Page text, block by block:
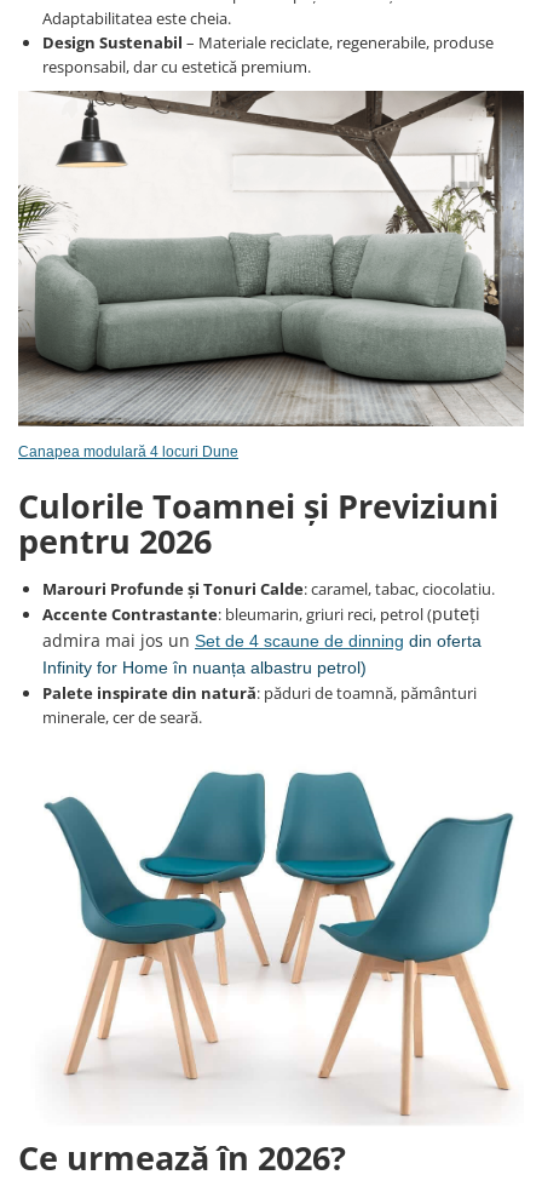
Adaptabilitatea este cheia.
Design Sustenabil – Materiale reciclate, regenerabile, produse
responsabil, dar cu estetică premium.
Canapea modulară 4 locuri Dune
Culorile Toamnei și Previziuni
pentru 2026
Marouri Profunde și Tonuri Calde: caramel, tabac, ciocolatiu.
Accente Contrastante: bleumarin, griuri reci, petrol (puteți
admira mai jos un Set de 4 scaune de dinning din oferta
Infinity for Home în nuanța albastru petrol)
Palete inspirate din natură: păduri de toamnă, pământuri
minerale, cer de seară.
Ce urmează în 2026?